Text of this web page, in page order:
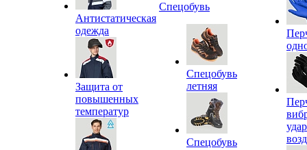
Антистатическая
одежда
Защита от
повышенных
температур
Спецобувь
Спецобувь
летняя
Спецобувь